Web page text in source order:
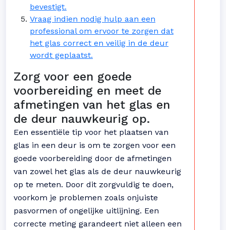
bevestigt.
Vraag indien nodig hulp aan een
professional om ervoor te zorgen dat
het glas correct en veilig in de deur
wordt geplaatst.
Zorg voor een goede
voorbereiding en meet de
afmetingen van het glas en
de deur nauwkeurig op.
Een essentiële tip voor het plaatsen van
glas in een deur is om te zorgen voor een
goede voorbereiding door de afmetingen
van zowel het glas als de deur nauwkeurig
op te meten. Door dit zorgvuldig te doen,
voorkom je problemen zoals onjuiste
pasvormen of ongelijke uitlijning. Een
correcte meting garandeert niet alleen een